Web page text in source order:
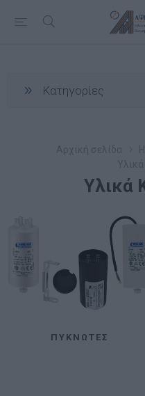
Κατηγορίες
Υλικά
ΠΥΚΝΩΤΈΣ